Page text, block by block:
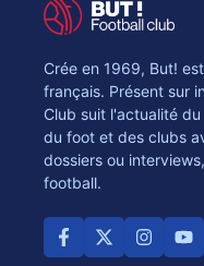
Crée en 1969, But!
français. Présent sur
Club suit l'actualité
du foot et des clubs
dossiers ou
football.